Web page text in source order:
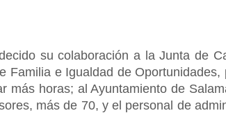
su colaboración a la Junta de
Familia e Igualdad de
más horas; al Ayuntamiento de
más de 70, y el personal de